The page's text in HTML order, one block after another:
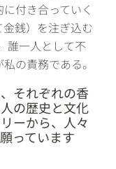
付き合っていく
銭）を注ぎ込む
誰一人として不
の責務である。
それぞれの香
の歴史と文化
ーから、人々
っています